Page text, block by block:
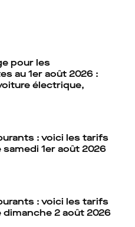
pour les
au 1er août 2026 :
électrique,
: voici les tarifs
samedi 1er août 2026
: voici les tarifs
dimanche 2 août 2026